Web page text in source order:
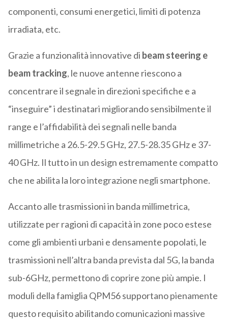
componenti, consumi energetici, limiti di potenza
irradiata, etc.
Grazie a funzionalità innovative di beam steering e
beam tracking, le nuove antenne riescono a
concentrare il segnale in direzioni specifiche e a
“inseguire” i destinatari migliorando sensibilmente il
range e l’affidabilità dei segnali nelle banda
millimetriche a 26.5-29.5 GHz, 27.5-28.35 GHz e 37-
40 GHz. Il tutto in un design estremamente compatto
che ne abilita la loro integrazione negli smartphone.
Accanto alle trasmissioni in banda millimetrica,
utilizzate per ragioni di capacità in zone poco estese
come gli ambienti urbani e densamente popolati, le
trasmissioni nell’altra banda prevista dal 5G, la banda
sub-6GHz, permettono di coprire zone più ampie. I
moduli della famiglia QPM56 supportano pienamente
questo requisito abilitando comunicazioni massive